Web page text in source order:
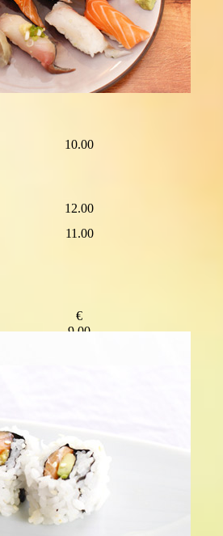
9.50
10.00
12.00
11.00
€
9.00
10.00
11.50
11.00
All rights reserved.